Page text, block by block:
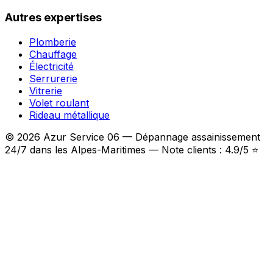
Autres expertises
Plomberie
Chauffage
Électricité
Serrurerie
Vitrerie
Volet roulant
Rideau métallique
© 2026 Azur Service 06 — Dépannage assainissement
24/7 dans les Alpes-Maritimes — Note clients : 4.9/5 ⭐